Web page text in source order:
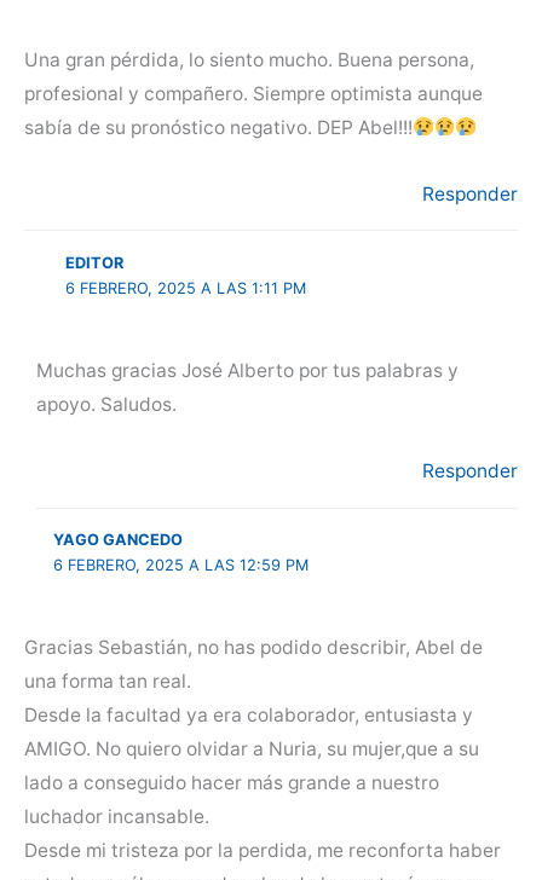
Una gran pérdida, lo siento mucho. Buena persona,
profesional y compañero. Siempre optimista aunque
sabía de su pronóstico negativo. DEP Abel!!!
Responder
EDITOR
6 FEBRERO, 2025 A LAS 1:11 PM
Muchas gracias José Alberto por tus palabras y
apoyo. Saludos.
Responder
YAGO GANCEDO
6 FEBRERO, 2025 A LAS 12:59 PM
Gracias Sebastián, no has podido describir, Abel de
una forma tan real.
Desde la facultad ya era colaborador, entusiasta y
AMIGO. No quiero olvidar a Nuria, su mujer,que a su
lado a conseguido hacer más grande a nuestro
luchador incansable.
Desde mi tristeza por la perdida, me reconforta haber